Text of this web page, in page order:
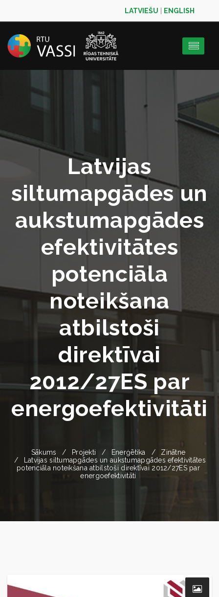
LATVIEŠU ENGLISH
Latvijas
siltumapgādes un
aukstumapgādes
efektivitātes
potenciāla
noteikšana
atbilstoši
direktīvai
2012/27ES par
energoefektivitāti
Sākums Projekti Enerģētika
Zinātne
Latvijas siltumapgādes un aukstumapgādes efektivitātes
potenciāla noteikšana atbilstoši direktīvai 2012/27ES par
energoefektivitāti